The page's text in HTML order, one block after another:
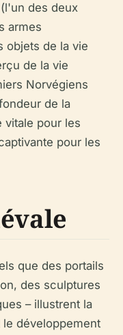
des deux
armes
objets de la vie
de la vie
Norvégiens
de la
vitale pour les
pour les
que des portails
des sculptures
– illustrent la
développement